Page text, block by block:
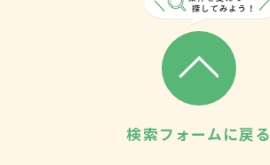
検索フォームに戻る